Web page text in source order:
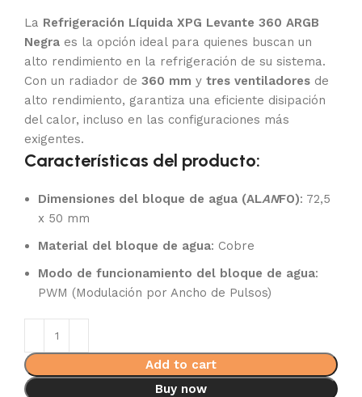
La Refrigeración Líquida XPG Levante 360 ARGB
Negra es la opción ideal para quienes buscan un
alto rendimiento en la refrigeración de su sistema.
Con un radiador de 360 mm y tres ventiladores de
alto rendimiento, garantiza una eficiente disipación
del calor, incluso en las configuraciones más
exigentes.
Características del producto:
Dimensiones del bloque de agua (ALANFO): 72,5
x 50 mm
Material del bloque de agua: Cobre
Modo de funcionamiento del bloque de agua:
PWM (Modulación por Ancho de Pulsos)
Add to cart
Buy now